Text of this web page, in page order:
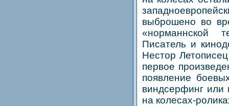
выброшено во
«норманнской
Писатель и
Нестор
первое
появление
виндсерфинг или
на колесах-